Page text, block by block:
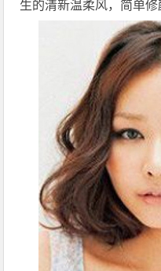
生的清新温柔风，简单修